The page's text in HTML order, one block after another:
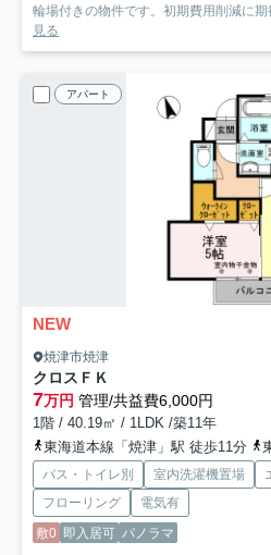
輪場付きの物件です。初期費用削減に期
見る
アパート
NEW
焼津市焼津
クロスＦＫ
7万円 管理/共益費6,000円
1階 / 40.19㎡ / 1LDK /築11年
東海道本線「焼津」駅 徒歩11分
バス・トイレ別 室内洗濯機置場
フローリング
電気有
敷0 即入居可 パノラマ